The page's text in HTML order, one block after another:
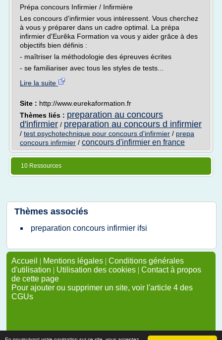
Prépa concours Infirmier / Infirmière
Les concours d'infirmier vous intéressent. Vous cherchez
à vous y préparer dans un cadre optimal. La prépa
infirmier d'Eurêka Formation va vous y aider grâce à des
objectifs bien définis :
- maîtriser la méthodologie des épreuves écrites
- se familiariser avec tous les styles de tests...
Lire la suite
Site : http://www.eurekaformation.fr
Thèmes liés : preparation au concours
d'infirmier / preparation au concours d infirmier
/ test psychotechnique pour concours d'infirmier / prepa
concours infirmier / concours d'infirmier en france
10 Ressources
Thèmes associés
preparation concours infirmier ifsi
Accueil | Mentions légales | Conditions générales
d'utilisation | Utilisation des cookies | Contact à propos
de cette page
Pour ajouter ou supprimer un site, voir l'article 4 des
CGUs